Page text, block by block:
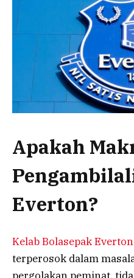
Apakah
Everton?
Kelab Bolasepak Everton
terperosok dalam